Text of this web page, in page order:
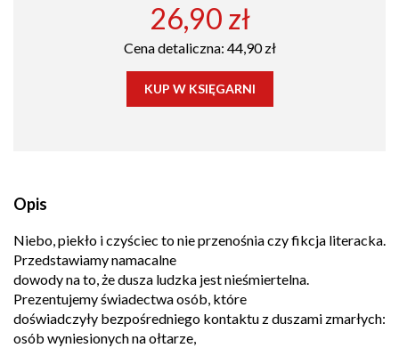
26,90 zł
Cena detaliczna: 44,90 zł
KUP W KSIĘGARNI
Opis
Niebo, piekło i czyściec to nie przenośnia czy fikcja literacka.
Przedstawiamy namacalne
dowody na to, że dusza ludzka jest nieśmiertelna.
Prezentujemy świadectwa osób, które
doświadczyły bezpośredniego kontaktu z duszami zmarłych:
osób wyniesionych na ołtarze,